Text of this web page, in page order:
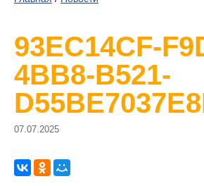
93EC14CF-
4BB8-B521-
07.07.2025